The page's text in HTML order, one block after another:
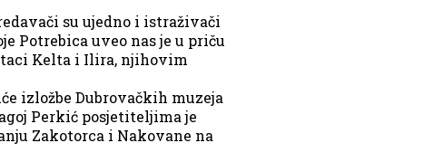
su ujedno i istraživači
Potrebica uveo nas je u priču
Kelta i Ilira, njihovim
izložbe Dubrovačkih muzeja
Perkić posjetiteljima je
Zakotorca i Nakovane na